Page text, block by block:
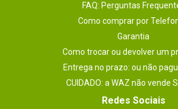
FAQ: Perguntas
Como comprar por
Garantia
Como trocar ou devolver um
Entrega no prazo: ou não
CUIDADO: a WAZ não vende
Redes Sociais